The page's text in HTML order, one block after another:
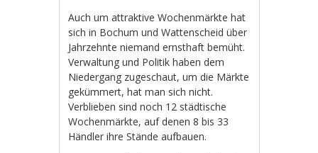
Auch um attraktive Wochenmärkte hat
sich in Bochum und Wattenscheid über
Jahrzehnte niemand ernsthaft bemüht.
Verwaltung und Politik haben dem
Niedergang zugeschaut, um die Märkte
gekümmert, hat man sich nicht.
Verblieben sind noch 12 städtische
Wochenmärkte, auf denen 8 bis 33
Händler ihre Stände aufbauen.